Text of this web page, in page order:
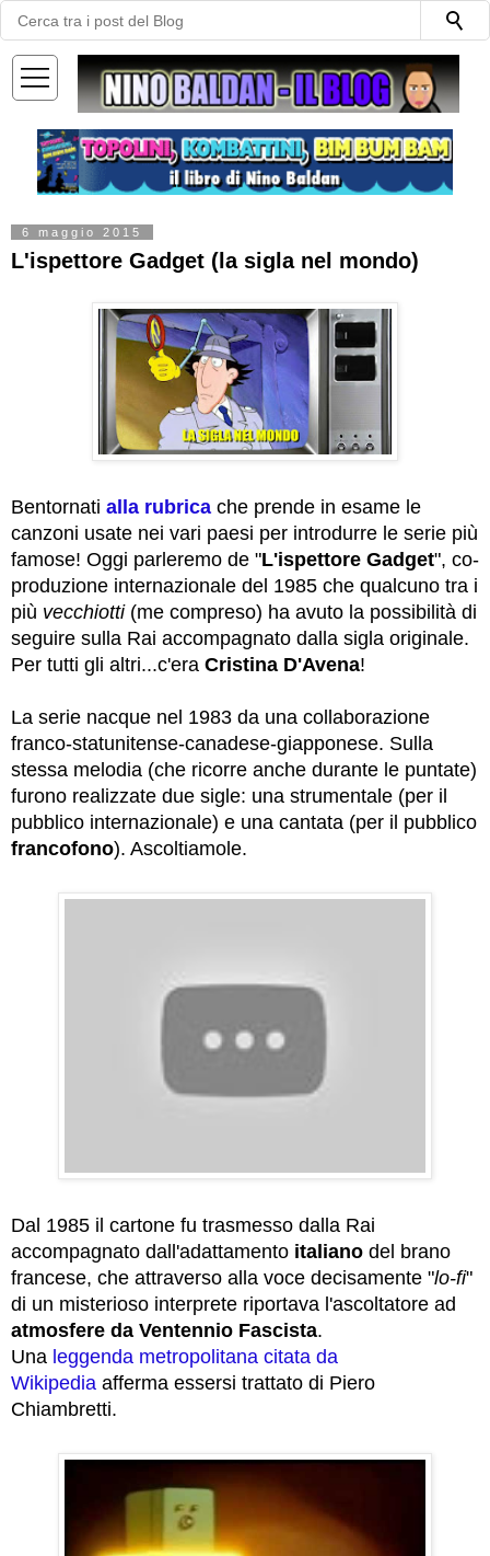
—
—
—
6 maggio 2015
L'ispettore Gadget (la sigla nel mondo)
Bentornati alla rubrica che prende in esame le
canzoni usate nei vari paesi per introdurre le serie più
famose! Oggi parleremo de "L'ispettore Gadget", co-
produzione internazionale del 1985 che qualcuno tra i
più vecchiotti(me compreso) ha avuto la possibilità di
seguire sulla Rai accompagnato dalla sigla originale.
Per tutti gli altri...c'era Cristina D'Avena!
La serie nacque nel 1983 da una collaborazione
franco-statunitense-canadese-giapponese. Sulla
stessa melodia (che ricorre anche durante le puntate)
furono realizzate due sigle: una strumentale (per il
pubblico internazionale) e una cantata (per il pubblico
francofono). Ascoltiamole.
Dal 1985 il cartone fu trasmesso dalla Rai
accompagnato dall'adattamento italiano del brano
francese, che attraverso alla voce decisamente "lo-fi"
di un misterioso interprete riportava l'ascoltatore ad
atmosfere da Ventennio Fascista.
Una leggenda metropolitana citata da
Wikipedia afferma essersi trattato di Piero
Chiambretti.